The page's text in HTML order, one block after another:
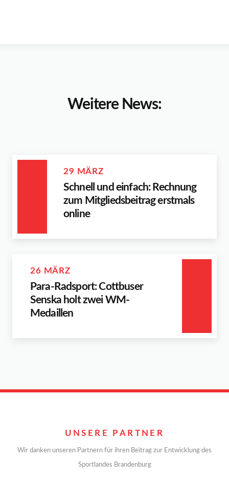
Weitere News:
29 MÄRZ
Schnell und einfach: Rechnung
zum Mitgliedsbeitrag erstmals
online
26 MÄRZ
Para-Radsport: Cottbuser
Senska holt zwei WM-
Medaillen
UNSERE PARTNER
Wir danken unseren Partnern für ihren Beitrag zur Entwicklung des
Sportlandes Brandenburg